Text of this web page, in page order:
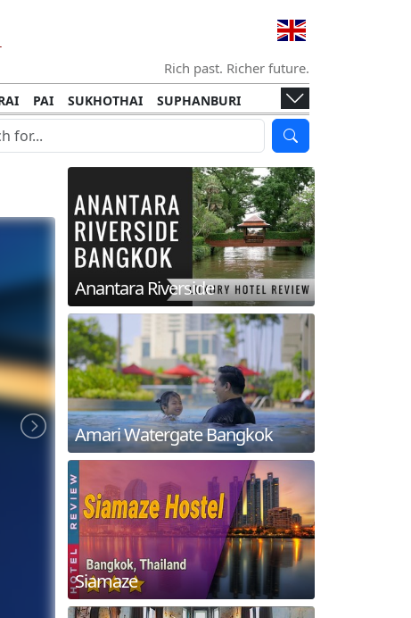
Rich past. Richer future.
PAI SUKHOTHAI
SUPHANBURI
KOH LANTA
KHON KAEN RAYONG
RATCHABURI
KOH KOOD
SIMILAN ISLANDS KOH CHANG
Anantara Riverside
Amari Watergate Bangkok
Siamaze